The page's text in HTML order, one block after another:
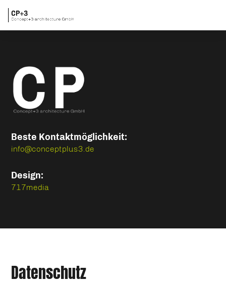
Beste Kontaktmöglichkeit:
info@conceptplus3.de
Design:
717media
Datenschutz